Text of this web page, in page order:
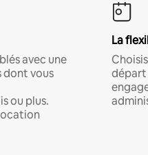
avec une
dont vous
ou plus.
La
départ